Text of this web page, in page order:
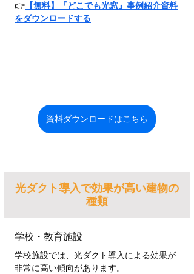
👉 【無料】『どこでも光窓』事例紹介資料
をダウンロードする
資料ダウンロードはこちら
光ダクト導入で効果が高い建物の
種類
学校・教育施設
学校施設では、光ダクト導入による効果が
非常に高い傾向があります。